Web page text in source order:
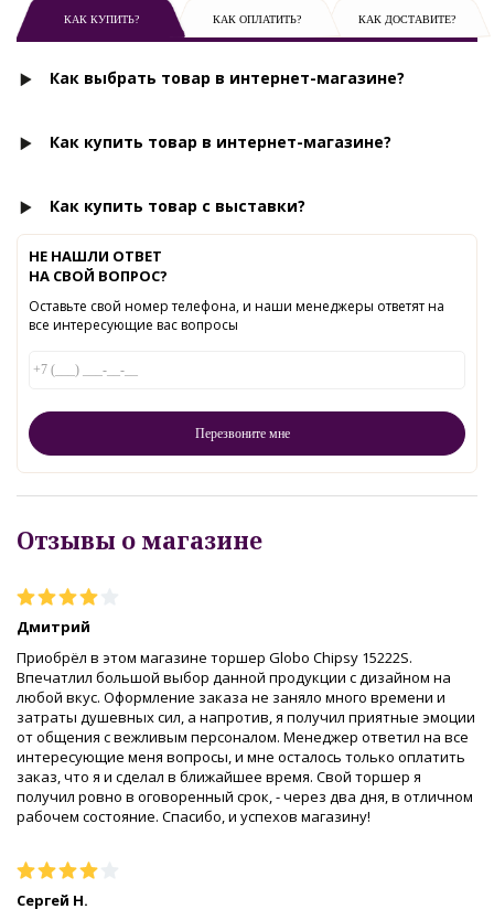
КАК КУПИТЬ? КАК ОПЛАТИТЬ? КАК ДОСТАВИТЕ?
Как выбрать товар в интернет-магазине?
Как купить товар в интернет-магазине?
Как купить товар с выставки?
НЕ НАШЛИ ОТВЕТ
НА СВОЙ ВОПРОС?
Оставьте свой номер телефона, и наши менеджеры ответят на
все интересующие вас вопросы
Отзывы о магазине
Дмитрий
Приобрёл в этом магазине торшер Globo Chipsy 15222S.
Впечатлил большой выбор данной продукции с дизайном на
любой вкус. Оформление заказа не заняло много времени и
затраты душевных сил, а напротив, я получил приятные эмоции
от общения с вежливым персоналом. Менеджер ответил на все
интересующие меня вопросы, и мне осталось только оплатить
заказ, что я и сделал в ближайшее время. Свой торшер я
получил ровно в оговоренный срок, - через два дня, в отличном
рабочем состояние. Спасибо, и успехов магазину!
Сергей Н.